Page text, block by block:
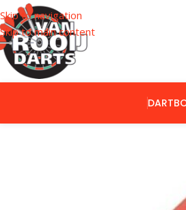
Skip to navigation
Skip to main content